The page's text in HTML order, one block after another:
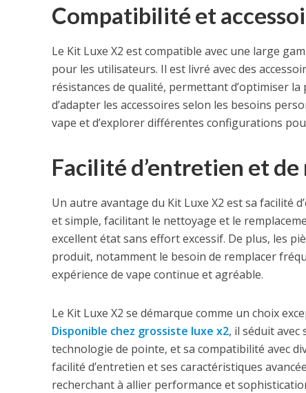
Compatibilité et
Le Kit Luxe X2 est compatible avec une large
pour les utilisateurs. Il est livré avec des
résistances de qualité, permettant d’optimiser
d’adapter les accessoires selon les besoins
vape et d’explorer différentes configurations
Facilité d’entretien et
Un autre avantage du Kit Luxe X2 est sa facilité
et simple, facilitant le nettoyage et le
excellent état sans effort excessif. De plus, les
produit, notamment le besoin de remplacer
expérience de vape continue et agréable.
Le Kit Luxe X2 se démarque comme un choix
Disponible chez grossiste luxe x2, il séduit
technologie de pointe, et sa compatibilité avec
facilité d’entretien et ses caractéristiques
recherchant à allier performance et